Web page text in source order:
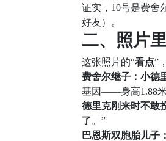
证实，10号是费舍
好友）。
二、照片
这张照片的“看点”
费舍尔继子：小德
基因——身高1.88
德里克刚来时不敢
了。”
巴恩斯双胞胎儿子